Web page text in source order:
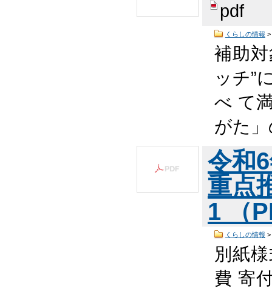
pdf
くらしの情報 >
補助
ッチ”
べ て
がた
令和
重点
1 （
くらしの情報 >
別紙
費 寄